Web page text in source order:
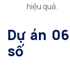
hiệu quả.
Dự án
số